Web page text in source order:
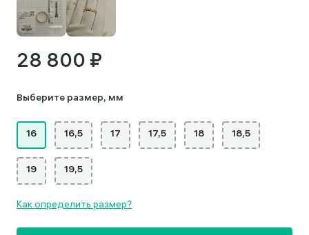
28 800 ₽
Выберите размер, мм
16 16,5 17 17,5 18 18,5
19 19,5
Как определить размер?